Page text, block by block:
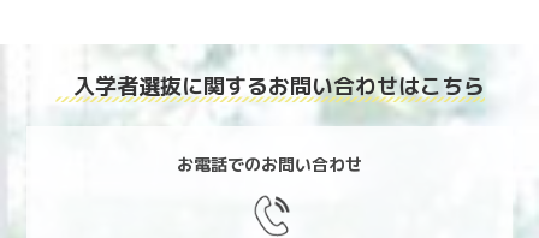
入学者選抜に関するお問い合わせはこちら
お電話でのお問い合わせ